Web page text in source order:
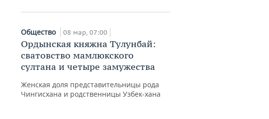
Общество 08 мар, 07:00
Ордынская княжна Тулунбай:
сватовство мамлюкского
султана и четыре замужества
Женская доля представительницы рода
Чингисхана и родственницы Узбек-хана